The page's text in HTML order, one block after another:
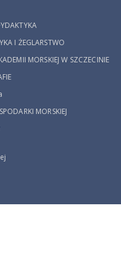
I ŻEGLARSTWO
MORSKIEJ W SZCZECINIE
MORSKIEJ